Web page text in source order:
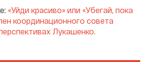
«Уйди красиво» или «Убегай, пока
координационного совета
Лукашенко.